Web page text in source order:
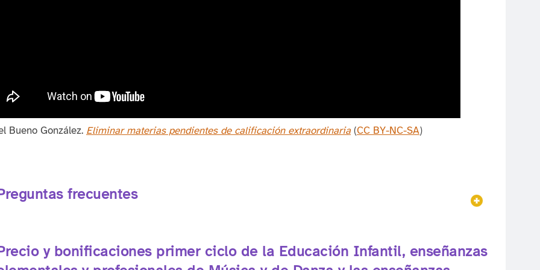
Bueno González. Eliminar materias pendientes de calificación extraordinaria (CC BY-NC-SA)
frecuentes
y bonificaciones primer ciclo de la Educación Infantil, enseñanzas